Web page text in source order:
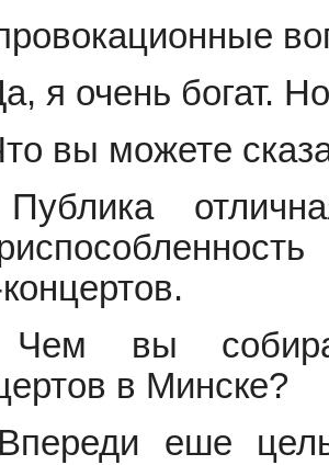
я очень богат.
вы можете
вы
в Минске?
еше